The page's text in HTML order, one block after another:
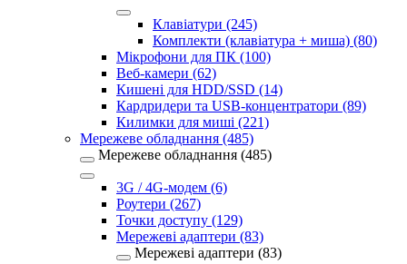
Клавіатури (245)
Комплекти (клавіатура + миша) (80)
Мікрофони для ПК (100)
Веб-камери (62)
Кишені для HDD/SSD (14)
Кардридери та USB-концентратори (89)
Килимки для миші (221)
Мережеве обладнання (485)
Мережеве обладнання (485)
3G / 4G-модем (6)
Роутери (267)
Точки доступу (129)
Мережеві адаптери (83)
Мережеві адаптери (83)